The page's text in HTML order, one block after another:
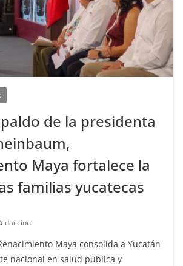
de la presidenta
Maya fortalece la
familias yucatecas
Maya consolida a Yucatán
nacional en salud pública y